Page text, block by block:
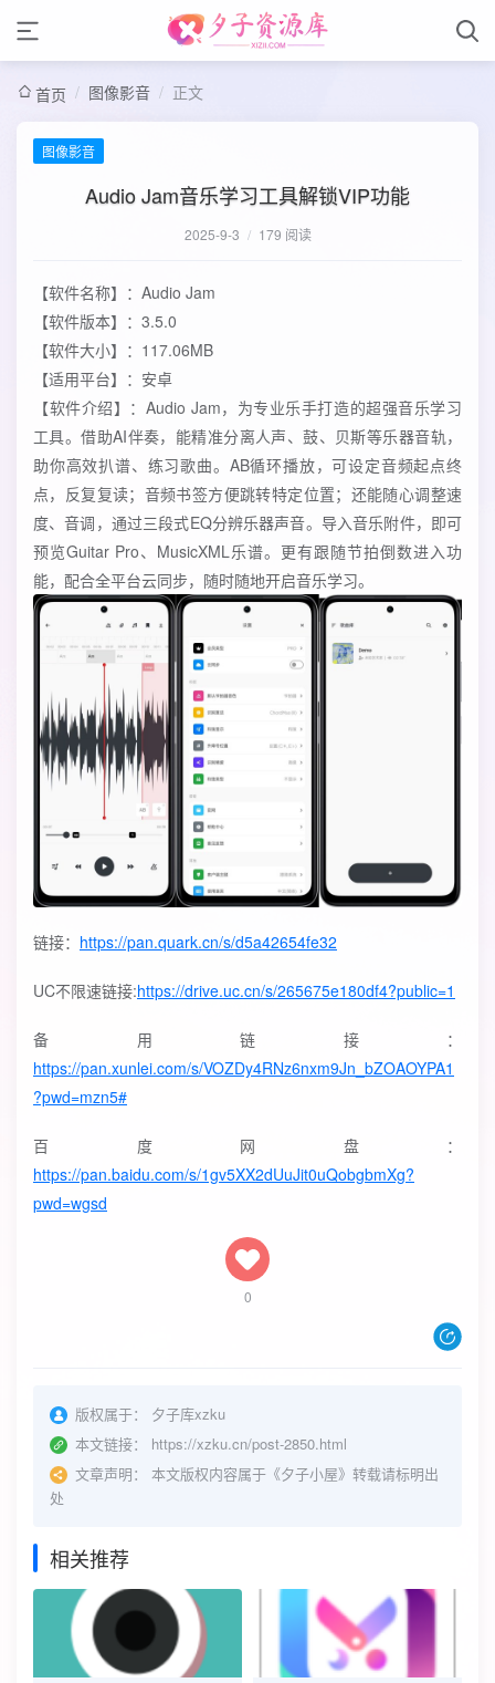
首页 / 图像影音 / 正文
图像影音
Audio Jam音乐学习工具解锁VIP功能
2025-9-3 / 179 阅读
【软件名称】：Audio Jam
【软件版本】：3.5.0
【软件大小】：117.06MB
【适用平台】：安卓
【软件介绍】：Audio Jam，为专业乐手打造的超强音乐学习
工具。借助AI伴奏，能精准分离人声、鼓、贝斯等乐器音轨，
助你高效扒谱、练习歌曲。AB循环播放，可设定音频起点终
点，反复复读；音频书签方便跳转特定位置；还能随心调整速
度、音调，通过三段式EQ分辨乐器声音。导入音乐附件，即可
预览Guitar Pro、MusicXML乐谱。更有跟随节拍倒数进入功
能，配合全平台云同步，随时随地开启音乐学习。
链接： https://pan.quark.cn/s/d5a42654fe32
UC不限速链接:https://drive.uc.cn/s/265675e180df4?public=1
备用链接：
https://pan.xunlei.com/s/VOZDy4RNz6nxm9Jn_bZOAOYPA1
?pwd=mzn5#
百度网盘：
https://pan.baidu.com/s/1gv5XX2dUuJit0uQobgbmXg?
pwd=wgsd
0
版权属于：
夕子库xzku
本文链接：
https://xzku.cn/post-2850.html
文章声明：
本文版权内容属于《夕子小屋》转载请标明出
处
相关推荐